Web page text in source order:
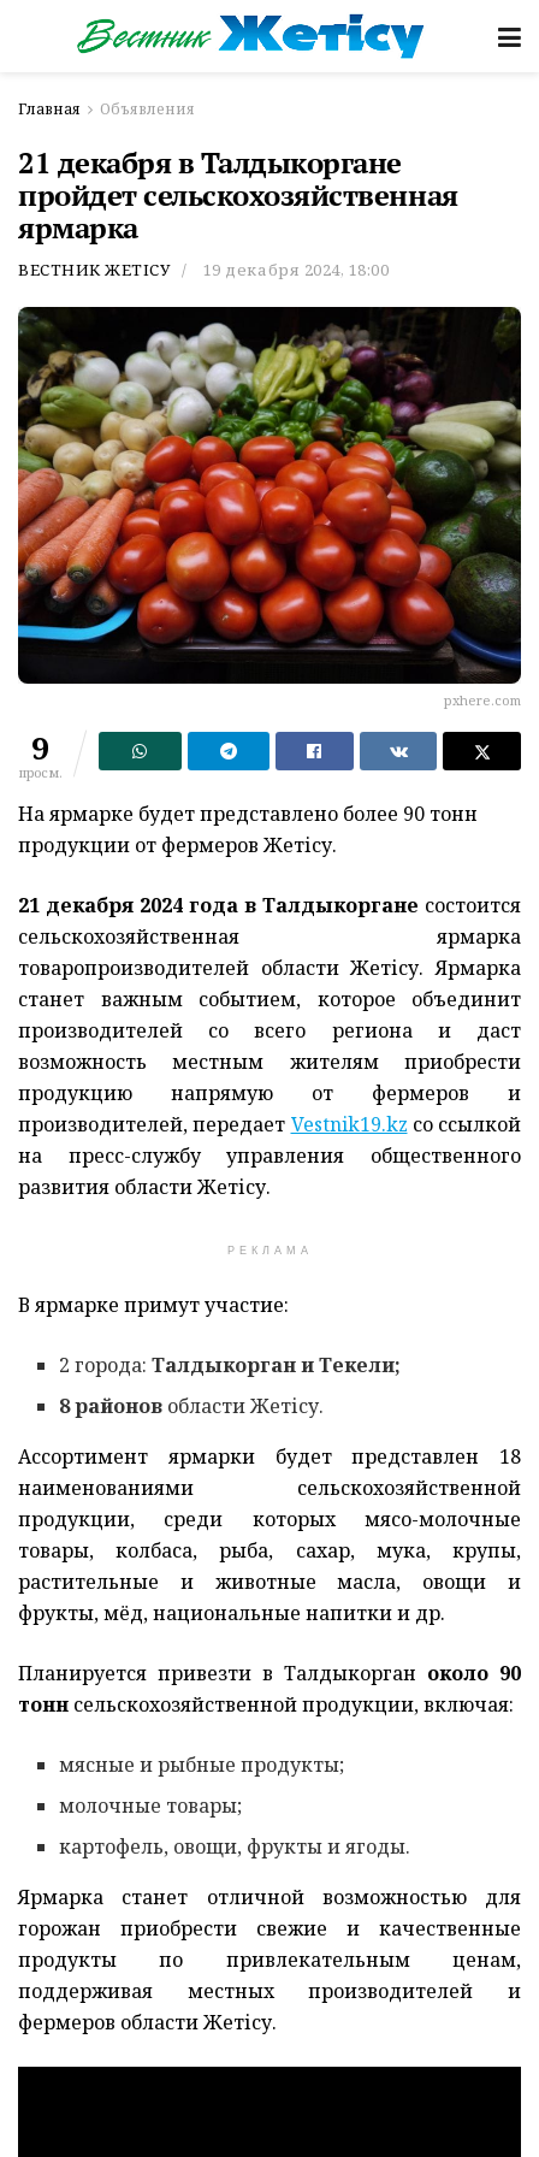
Главная Объявления
21 декабря в Талдыкоргане
пройдет сельскохозяйственная
ярмарка
ВЕСТНИК ЖЕТІСУ 19 декабря 2024, 18:00
pxhere.com
9
просм.
На ярмарке будет представлено более 90 тонн
продукции от фермеров Жетісу.
21 декабря 2024 года в Талдыкоргане состоится
сельскохозяйственная ярмарка
товаропроизводителей области Жетісу. Ярмарка
станет важным событием, которое объединит
производителей со всего региона и даст
возможность местным жителям приобрести
продукцию напрямую от фермеров и
производителей, передает Vestnik19.kz со ссылкой
на пресс-службу управления общественного
развития области Жетісу.
РЕКЛАМА
В ярмарке примут участие:
2 города:Талдыкорган и Текели;
8 районов области Жетісу.
Ассортимент ярмарки будет представлен 18
наименованиями сельскохозяйственной
продукции, среди которых мясо-молочные
товары, колбаса, рыба, сахар, мука, крупы,
растительные и животные масла, овощи и
фрукты, мёд, национальные напитки и др.
Планируется привезти в Талдыкорган около 90
тонн сельскохозяйственной продукции, включая:
мясные и рыбные продукты;
молочные товары;
картофель, овощи, фрукты и ягоды.
Ярмарка станет отличной возможностью для
горожан приобрести свежие и качественные
продукты по привлекательным ценам,
поддерживая местных производителей и
фермеров области Жетісу.